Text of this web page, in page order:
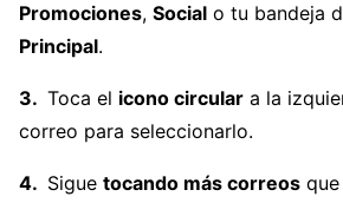
Promociones, Social o tu bandeja
Principal.
Toca el icono circular a la
correo para seleccionarlo.
Sigue tocando más correos